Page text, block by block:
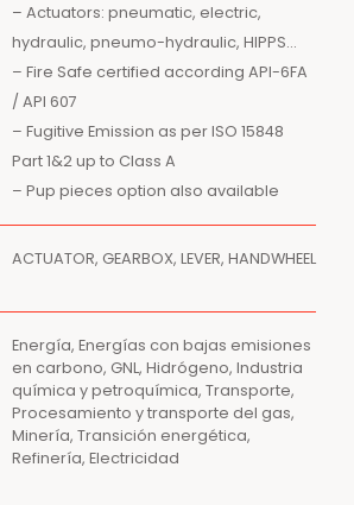
– Actuators: pneumatic, electric,
hydraulic, pneumo-hydraulic, HIPPS…
– Fire Safe certified according API-6FA
/ API 607
– Fugitive Emission as per ISO 15848
Part 1&2 up to Class A
– Pup pieces option also available
ACTUATOR, GEARBOX, LEVER, HANDWHEEL
Energía, Energías con bajas emisiones
en carbono, GNL, Hidrógeno, Industria
química y petroquímica, Transporte,
Procesamiento y transporte del gas,
Minería, Transición energética,
Refinería, Electricidad